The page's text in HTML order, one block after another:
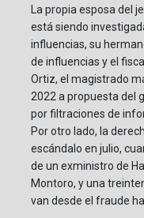
La propia esposa del
está siendo
influencias, su
de influencias y el
Ortiz, el magistrado
2022 a propuesta del
por filtraciones de
Por otro lado, la
escándalo en julio,
de un exministro de
Montoro, y una
van desde el fraude